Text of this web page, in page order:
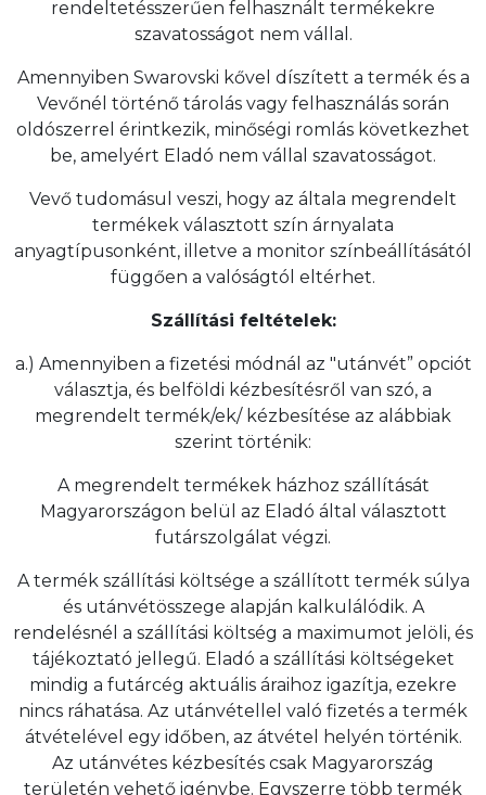
rendeltetésszerűen felhasznált termékekre
szavatosságot nem vállal.
Amennyiben Swarovski kővel díszített a termék és a
Vevőnél történő tárolás vagy felhasználás során
oldószerrel érintkezik, minőségi romlás következhet
be, amelyért Eladó nem vállal szavatosságot.
Vevő tudomásul veszi, hogy az általa megrendelt
termékek választott szín árnyalata
anyagtípusonként, illetve a monitor színbeállításától
függően a valóságtól eltérhet.
Szállítási feltételek:
a.) Amennyiben a fizetési módnál az "utánvét” opciót
választja, és belföldi kézbesítésről van szó, a
megrendelt termék/ek/ kézbesítése az alábbiak
szerint történik:
A megrendelt termékek házhoz szállítását
Magyarországon belül az Eladó által választott
futárszolgálat végzi.
A termék szállítási költsége a szállított termék súlya
és utánvétösszege alapján kalkulálódik. A
rendelésnél a szállítási költség a maximumot jelöli, és
tájékoztató jellegű. Eladó a szállítási költségeket
mindig a futárcég aktuális áraihoz igazítja, ezekre
nincs ráhatása. Az utánvétellel való fizetés a termék
átvételével egy időben, az átvétel helyén történik.
Az utánvétes kézbesítés csak Magyarország
területén vehető igénybe. Egyszerre több termék